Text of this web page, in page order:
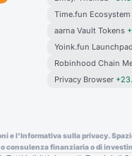
Time.fun Ecosystem
aarna Vault Tokens
Yoink.fun Launchpad
Robinhood Chain
Privacy Browser
e l'Informativa sulla privacy.
finanziaria o di